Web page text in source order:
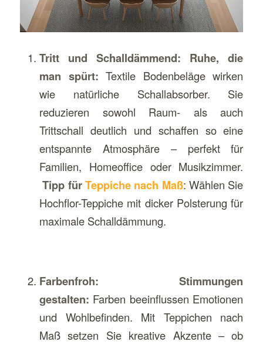
Tritt und Schalldämmend: Ruhe, die
man spürt:Textile Bodenbeläge wirken
wie natürliche Schallabsorber. Sie
reduzieren sowohl Raum- als auch
Trittschall deutlich und schaffen so eine
entspannte Atmosphäre – perfekt für
Familien, Homeoffice oder Musikzimmer.
Tipp fürTeppiche nach Maß: Wählen Sie
Hochflor-Teppiche mit dicker Polsterung für
maximale Schalldämmung.
Farbenfroh: Stimmungen
gestalten: Farben beeinflussen Emotionen
und Wohlbefinden. Mit Teppichen nach
Maß setzen Sie kreative Akzente – ob